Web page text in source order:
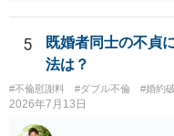
等まで当然に含まれている
生するかどうかは、まず委
いでしょう。 成功報酬につ
に回収できた金額を基準に
が、「請求額を認めさせた場
酬が発生する定めになってい
士に、破産手続への意見申
5
既婚者同士の不貞
法は？
#不倫慰謝料 #ダブル不倫 #婚約
2026年7月13日